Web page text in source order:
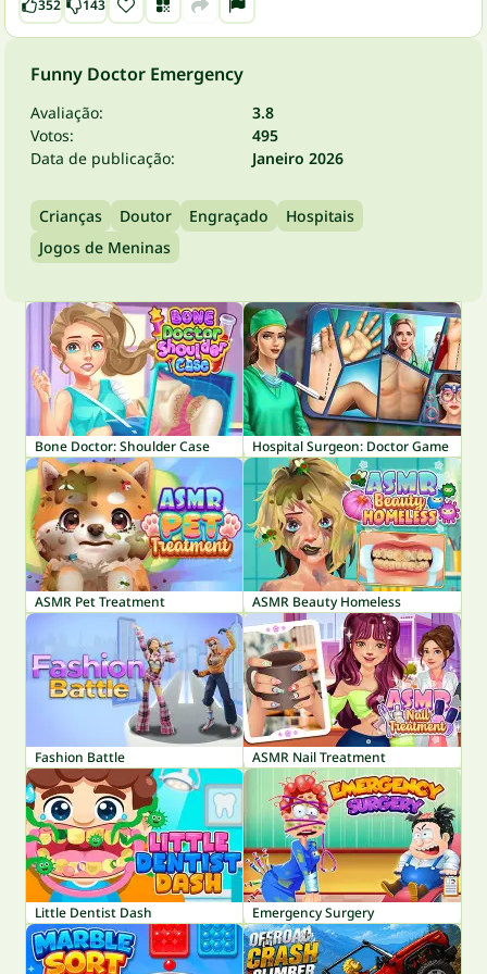
352 143
Funny Doctor Emergency
Avaliação:
3.8
Votos:
495
Data de publicação:
Janeiro 2026
Crianças Doutor Engraçado
Hospitais
Jogos de Meninas
Bone Doctor: Shoulder Case Hospital Surgeon: Doctor Game
ASMR Pet Treatment ASMR Beauty Homeless
Fashion Battle ASMR Nail Treatment
Little Dentist Dash Emergency Surgery